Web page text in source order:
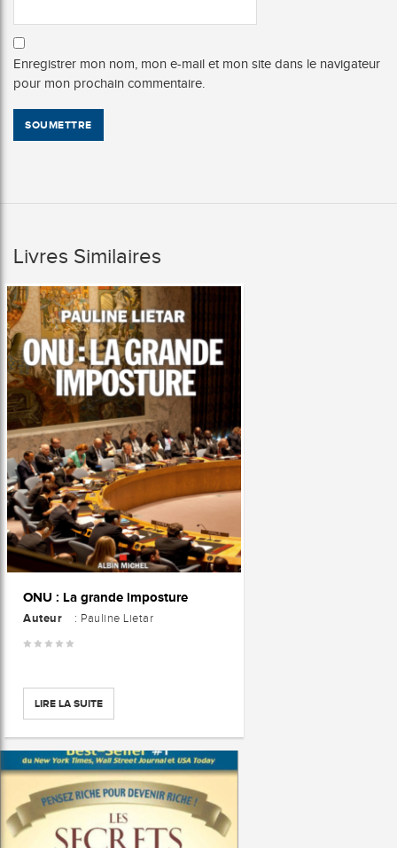
Enregistrer mon nom, mon e-mail et mon site dans le navigateur
pour mon prochain commentaire.
Livres Similaires
ONU : La grande imposture
Auteur : Pauline Lietar
LIRE LA SUITE